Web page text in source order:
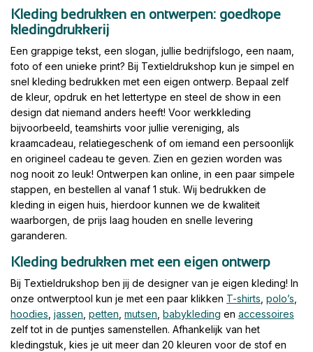
Kleding bedrukken en ontwerpen: goedkope
kledingdrukkerij
Een grappige tekst, een slogan, jullie bedrijfslogo, een naam,
foto of een unieke print? Bij Textieldrukshop kun je simpel en
snel kleding bedrukken met een eigen ontwerp. Bepaal zelf
de kleur, opdruk en het lettertype en steel de show in een
design dat niemand anders heeft! Voor werkkleding
bijvoorbeeld, teamshirts voor jullie vereniging, als
kraamcadeau, relatiegeschenk of om iemand een persoonlijk
en origineel cadeau te geven. Zien en gezien worden was
nog nooit zo leuk! Ontwerpen kan online, in een paar simpele
stappen, en bestellen al vanaf 1 stuk. Wij bedrukken de
kleding in eigen huis, hierdoor kunnen we de kwaliteit
waarborgen, de prijs laag houden en snelle levering
garanderen.
Kleding bedrukken met een eigen ontwerp
Bij Textieldrukshop ben jij de designer van je eigen kleding! In
onze ontwerptool kun je met een paar klikken T-shirts, polo’s,
hoodies, jassen, petten, mutsen, babykleding en accessoires
zelf tot in de puntjes samenstellen. Afhankelijk van het
kledingstuk, kies je uit meer dan 20 kleuren voor de stof en